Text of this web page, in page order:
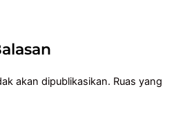
akan dipublikasikan. Ruas yang